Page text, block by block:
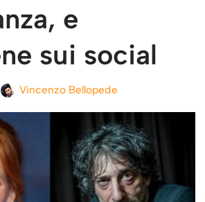
e
sui social
Vincenzo Bellopede